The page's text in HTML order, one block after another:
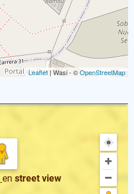
Leaflet| Wasi - ©OpenStreetMap
en street view